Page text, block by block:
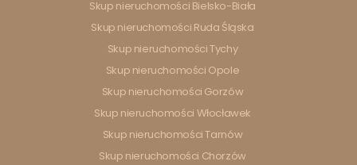
Skup nieruchomości Bielsko-Biała
Skup nieruchomości Ruda Śląska
Skup nieruchomości Tychy
Skup nieruchomości Opole
Skup nieruchomości Gorzów
Skup nieruchomości Włocławek
Skup nieruchomości Tarnów
Skup nieruchomości Chorzów